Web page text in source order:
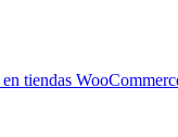
tiendas